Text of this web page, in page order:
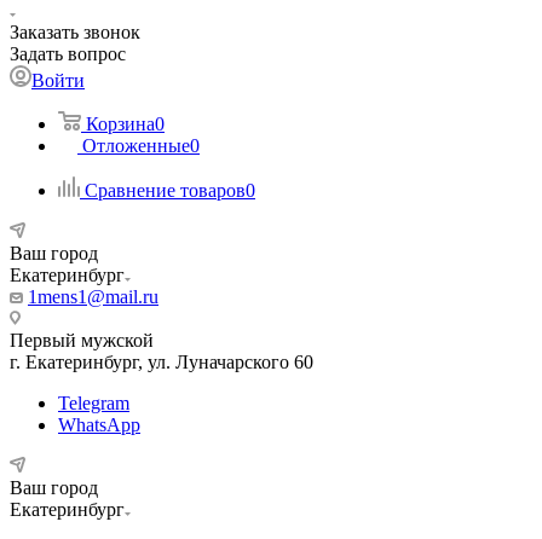
Заказать звонок
Задать вопрос
Войти
Корзина0
Отложенные0
Сравнение товаров0
Ваш город
Екатеринбург
1mens1@mail.ru
Первый мужской
г. Екатеринбург, ул. Луначарского 60
Telegram
WhatsApp
Ваш город
Екатеринбург